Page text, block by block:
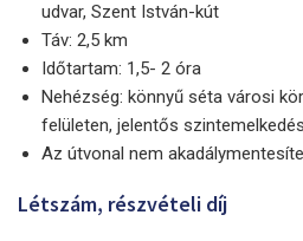
udvar, Szent István-kút
Táv: 2,5 km
Időtartam: 1,5- 2 óra
Nehézség: könnyű séta városi
felületen, jelentős
Az útvonal nem
Létszám, részvételi díj